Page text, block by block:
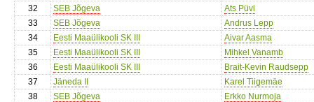
32
SEB Jõgeva
Ats Püvi
33
SEB Jõgeva
Andrus Lepp
34
Eesti Maaülikooli SK III
Aivar Aasma
35
Eesti Maaülikooli SK III
Mihkel Vanamb
36
Eesti Maaülikooli SK III
Brait-Kevin Raudsepp
37
Jäneda II
Karel Tiigemäe
38
SEB Jõgeva
Erkko Nurmoja